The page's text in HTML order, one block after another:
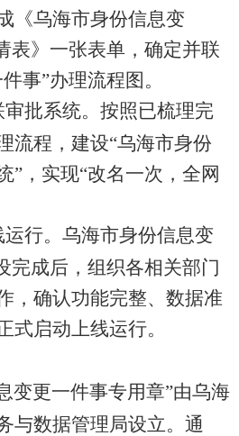
《乌海市身份信息变
表》一张表单，确定并联
件事”办理流程图。
批系统。 按照已梳理完
流程，建设“乌海市身份
” ，实现“改名一次，全网
行。 乌海市身份信息变
完成后，组织各相关部门
，确认功能完整、数据准
式启动上线运行。
变更一件事专用章”由乌海
与数据管理 局设立。通